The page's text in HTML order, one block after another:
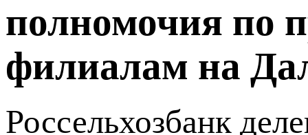
полномочия по
филиалам на
Россельхозбанк